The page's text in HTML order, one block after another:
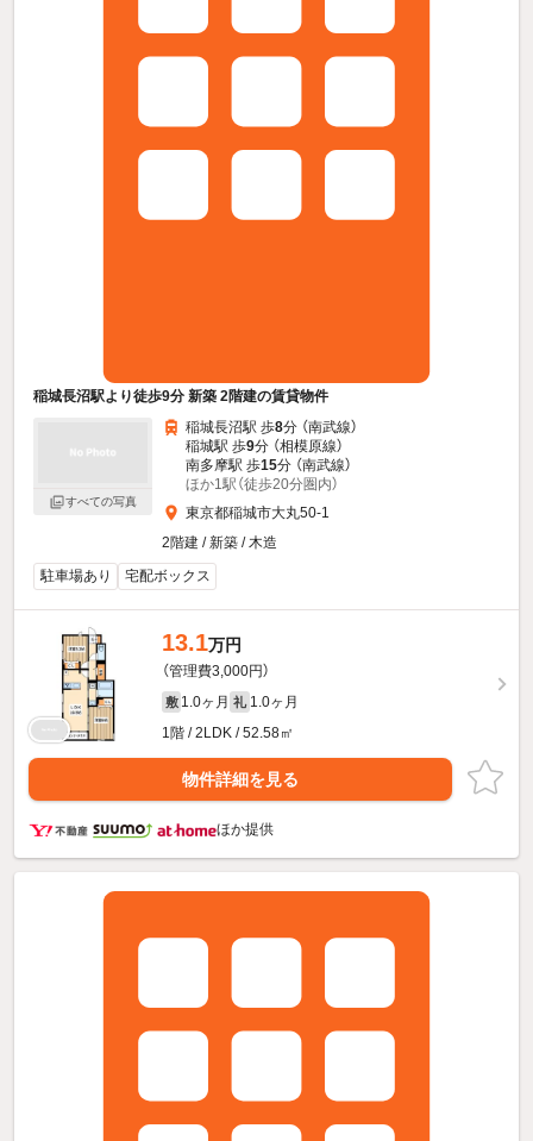
稲城長沼駅より徒歩9分 新築 2階建の賃貸物件
すべての写真
稲城長沼駅 歩8分 （南武線）
稲城駅 歩9分 （相模原線）
南多摩駅 歩15分 （南武線）
ほか1駅（徒歩20分圏内）
東京都稲城市大丸50-1
2階建 / 新築 / 木造
駐車場あり
宅配ボックス
13.1万円
（管理費3,000円）
敷 1.0ヶ月 礼 1.0ヶ月
1階 / 2LDK / 52.58㎡
物件詳細を見る
ほか提供